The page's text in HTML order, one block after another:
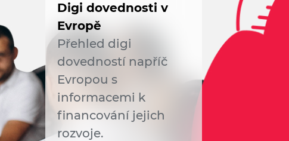
Digi dovednosti v
Evropě
Přehled digi
dovedností napříč
Evropou s
informacemi k
financování jejich
rozvoje.